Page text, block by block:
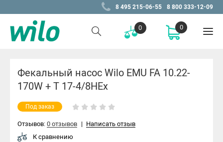
8 495 215-06-55 8 800 333-12-09
0 0
Фекальный насос Wilo EMU FA 10.22-
170W + T 17-4/8HEx
Под заказ
Отзывов: 0 отзывов | Написать отзыв
К сравнению